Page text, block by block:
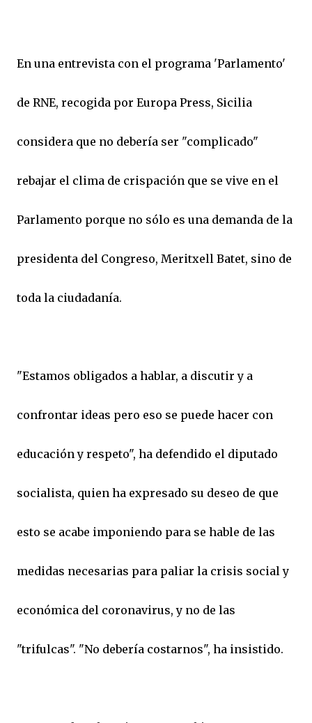
En una entrevista con el programa 'Parlamento'
de RNE, recogida por Europa Press, Sicilia
considera que no debería ser "complicado"
rebajar el clima de crispación que se vive en el
Parlamento porque no sólo es una demanda de la
presidenta del Congreso, Meritxell Batet, sino de
toda la ciudadanía.
"Estamos obligados a hablar, a discutir y a
confrontar ideas pero eso se puede hacer con
educación y respeto", ha defendido el diputado
socialista, quien ha expresado su deseo de que
esto se acabe imponiendo para se hable de las
medidas necesarias para paliar la crisis social y
económica del coronavirus, y no de las
"trifulcas". "No debería costarnos", ha insistido.